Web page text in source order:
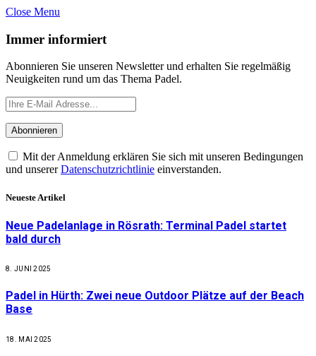
Close Menu
Immer informiert
Abonnieren Sie unseren Newsletter und erhalten Sie regelmäßig
Neuigkeiten rund um das Thema Padel.
Mit der Anmeldung erklären Sie sich mit unseren Bedingungen
und unsererDatenschutzrichtlinie einverstanden.
Neueste Artikel
Neue Padelanlage in Rösrath: Terminal Padel startet
bald durch
8. JUNI 2025
Padel in Hürth: Zwei neue Outdoor Plätze auf der Beach
Base
18. MAI 2025